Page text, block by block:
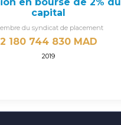
capital
du syndicat de placement
2 180 744 830 MAD
2019